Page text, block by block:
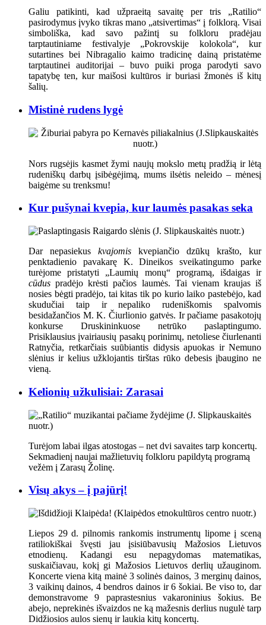
Galiu patikinti, kad užpraeitą savaitę per tris „Ratilio“
pasirodymus įvyko tikras mano „atsivertimas“ į folklorą. Visai
simboliška, kad savo pažintį su folkloru pradėjau
tarptautiniame festivalyje „Pokrovskije kolokola“, kur
sutartines bei Nibragalio kaimo tradicinę dainą pristatėme
tarptautinei auditorijai – buvo puiki proga parodyti savo
tapatybę ten, kur maišosi kultūros ir buriasi žmonės iš kitų
šalių.
Mistinė rudens lygė
Nors rugsėjis kasmet žymi naujų mokslo metų pradžią ir lėtą
rudeniškų darbų įsibėgėjimą, mums ilsėtis neleido – mėnesį
baigėme su trenksmu!
Kur pušynai kvepia, kur laumės pasakas seka
Dar nepasiekus kvajomis kvepiančio dzūkų krašto, kur
penktadienio pavakarę K. Dineikos sveikatingumo parke
turėjome pristatyti „Laumių monų“ programą, išdaigas ir
cūdus pradėjo krėsti pačios laumės. Tai vienam kraujas iš
nosies bėgti pradėjo, tai kitas tik po kurio laiko pastebėjo, kad
skudučiai taip ir nepaliko rudeniškomis spalvomis
besidažančios M. K. Čiurlionio gatvės. Ir pačiame pasakotojų
konkurse Druskininkuose netrūko paslaptingumo.
Prisiklausius įvairiausių pasakų porinimų, netoliese čiurlenanti
Ratnyčia, retkarčiais suūbiantis didysis apuokas ir Nemuno
slėnius ir kelius užklojantis tirštas rūko debesis įbaugino ne
vieną.
Kelionių užkulisiai: Zarasai
Turėjom labai ilgas atostogas – net dvi savaites tarp koncertų.
Sekmadienį naujai mažlietuvių folkloru papildytą programą
vežėm į Zarasų Žolinę.
Visų akys – į pajūrį!
Liepos 29 d. pilnomis rankomis instrumentų lipome į sceną
ratiliokiškai švęsti jau įsisiūbavusių Mažosios Lietuvos
etnodienų. Kadangi esu nepagydomas matematikas,
suskaičiavau, kokį gi Mažosios Lietuvos derlių užauginom.
Koncerte viena kitą mainė 3 solinės dainos, 3 merginų dainos,
3 vaikinų dainos, 4 bendros dainos ir 6 šokiai. Be viso to, dar
demonstravome 9 paprastesnius vakaroninius šokius. Be
abejo, neprekinės išvaizdos ne ką mažesnis derlius nugulė tarp
Didžiosios aulos sienų ir laukia kitų koncertų.